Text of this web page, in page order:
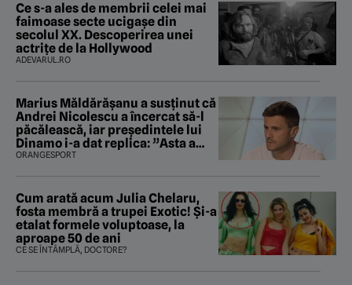
Ce s-a ales de membrii celei mai
faimoase secte ucigașe din
secolul XX. Descoperirea unei
actrițe de la Hollywood
ADEVARUL.RO
Marius Măldărăşanu a susţinut că
Andrei Nicolescu a încercat să-l
păcălească, iar preşedintele lui
Dinamo i-a dat replica: ”Asta a
fost istoria”
ORANGESPORT
Cum arată acum Julia Chelaru,
fosta membră a trupei Exotic! Și-a
etalat formele voluptoase, la
aproape 50 de ani
CE SE ÎNTÂMPLĂ, DOCTORE?